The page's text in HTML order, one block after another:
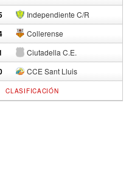
Independiente C/R
Collerense
Ciutadella C.E.
CCE Sant Lluis
CLASIFICACIÓN